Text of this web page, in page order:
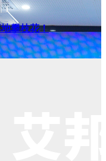
攀枝花！